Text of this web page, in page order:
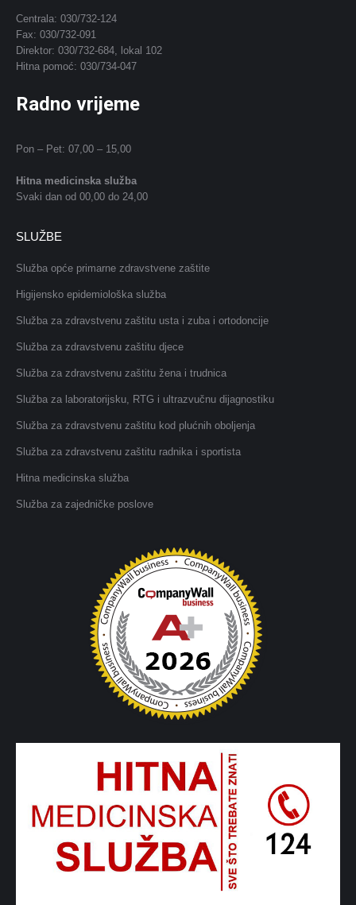
Centrala: 030/732-124
Fax: 030/732-091
Direktor: 030/732-684, lokal 102
Hitna pomoć: 030/734-047
Radno vrijeme
Pon – Pet: 07,00 – 15,00
Hitna medicinska služba
Svaki dan od 00,00 do 24,00
SLUŽBE
Služba opće primarne zdravstvene zaštite
Higijensko epidemiološka služba
Služba za zdravstvenu zaštitu usta i zuba i ortodoncije
Služba za zdravstvenu zaštitu djece
Služba za zdravstvenu zaštitu žena i trudnica
Služba za laboratorijsku, RTG i ultrazvučnu dijagnostiku
Služba za zdravstvenu zaštitu kod plućnih oboljenja
Služba za zdravstvenu zaštitu radnika i sportista
Hitna medicinska služba
Služba za zajedničke poslove